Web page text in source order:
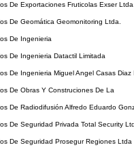
De Exportaciones Fruticolas Exser
De Geomática Geomonitoring Ltda.
De Ingenieria
De Ingenieria Datactil Limitada
De Ingenieria Miguel Angel Casas Diaz
De Obras Y Construciones De La
De Radiodifusión Alfredo Eduardo
De Seguridad Privada Total Security
De Seguridad Prosegur Regiones Ltda